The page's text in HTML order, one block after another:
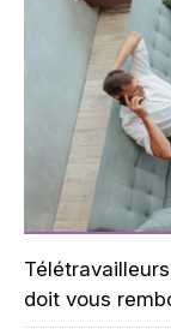
doit vous